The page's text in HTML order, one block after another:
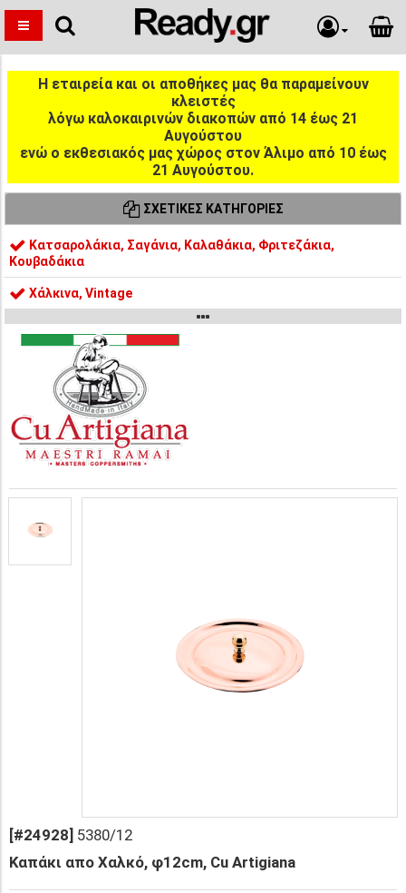
Η εταιρεία και οι αποθήκες μας θα παραμείνουν
κλειστές
λόγω καλοκαιρινών διακοπών από 14 έως 21
Αυγούστου
ενώ ο εκθεσιακός μας χώρος στον Άλιμο από 10 έως
21 Αυγούστου.
ΣΧΕΤΙΚΈΣ ΚΑΤΗΓΟΡΊΕΣ
Κατσαρολάκια, Σαγάνια, Καλαθάκια, Φριτεζάκια,
Κουβαδάκια
Χάλκινα, Vintage
[#24928] 5380/12
Καπάκι απο Χαλκό, φ12cm, Cu Artigiana